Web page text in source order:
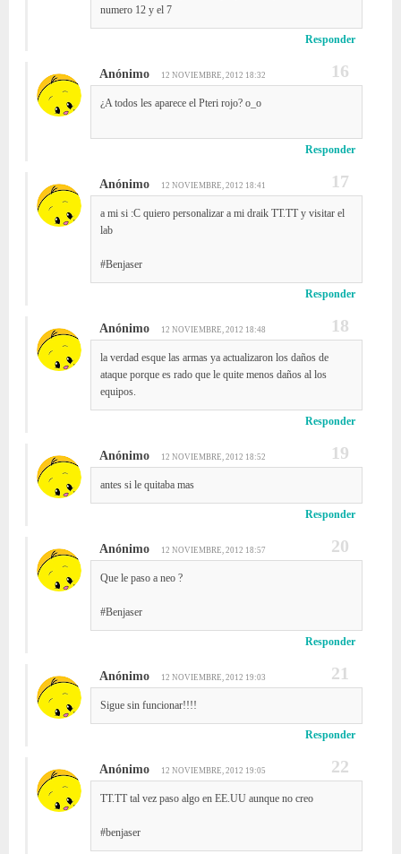
numero 12 y el 7
Responder
Anónimo 12 NOVIEMBRE, 2012 18:32
¿A todos les aparece el Pteri rojo? o_o
Responder
Anónimo 12 NOVIEMBRE, 2012 18:41
a mi si :C quiero personalizar a mi draik TT.TT y visitar el
lab
#Benjaser
Responder
Anónimo 12 NOVIEMBRE, 2012 18:48
la verdad esque las armas ya actualizaron los daños de
ataque porque es rado que le quite menos daños al los
equipos.
Responder
Anónimo 12 NOVIEMBRE, 2012 18:52
antes si le quitaba mas
Responder
Anónimo 12 NOVIEMBRE, 2012 18:57
Que le paso a neo ?
#Benjaser
Responder
Anónimo 12 NOVIEMBRE, 2012 19:03
Sigue sin funcionar!!!!
Responder
Anónimo 12 NOVIEMBRE, 2012 19:05
TT.TT tal vez paso algo en EE.UU aunque no creo
#benjaser